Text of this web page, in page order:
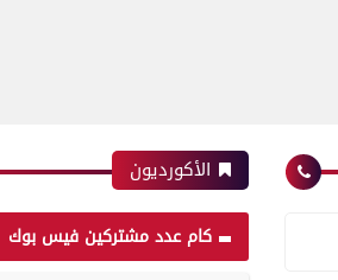
الأكورديون
كام عدد مشتركين فيس بوك